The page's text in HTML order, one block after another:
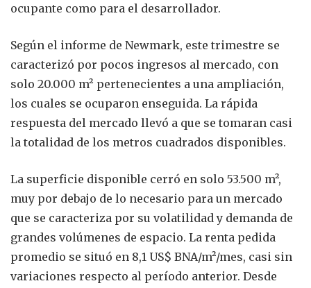
ocupante como para el desarrollador.
Según el informe de Newmark, este trimestre se
caracterizó por pocos ingresos al mercado, con
solo 20.000 m² pertenecientes a una ampliación,
los cuales se ocuparon enseguida. La rápida
respuesta del mercado llevó a que se tomaran casi
la totalidad de los metros cuadrados disponibles.
La superficie disponible cerró en solo 53.500 m²,
muy por debajo de lo necesario para un mercado
que se caracteriza por su volatilidad y demanda de
grandes volúmenes de espacio. La renta pedida
promedio se situó en 8,1 US$ BNA/m²/mes, casi sin
variaciones respecto al período anterior. Desde